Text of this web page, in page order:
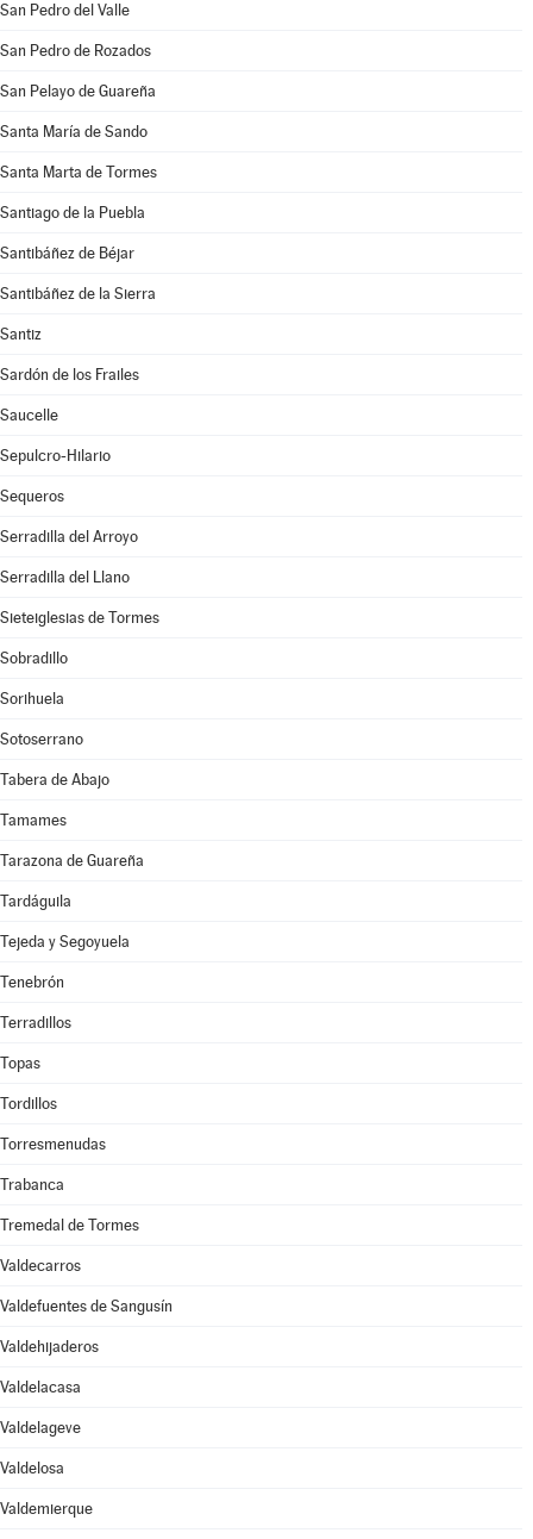
San Pedro del Valle
San Pedro de Rozados
San Pelayo de Guareña
Santa María de Sando
Santa Marta de Tormes
Santiago de la Puebla
Santibáñez de Béjar
Santibáñez de la Sierra
Santiz
Sardón de los Frailes
Saucelle
Sepulcro-Hilario
Sequeros
Serradilla del Arroyo
Serradilla del Llano
Sieteiglesias de Tormes
Sobradillo
Sorihuela
Sotoserrano
Tabera de Abajo
Tamames
Tarazona de Guareña
Tardáguila
Tejeda y Segoyuela
Tenebrón
Terradillos
Topas
Tordillos
Torresmenudas
Trabanca
Tremedal de Tormes
Valdecarros
Valdefuentes de Sangusín
Valdehijaderos
Valdelacasa
Valdelageve
Valdelosa
Valdemierque